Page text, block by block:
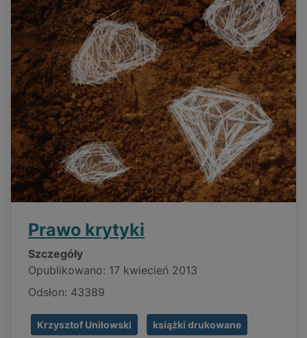
Prawo krytyki
Szczegóły
Opublikowano: 17 kwiecień 2013
Odsłon: 43389
Krzysztof Uniłowski książki drukowane